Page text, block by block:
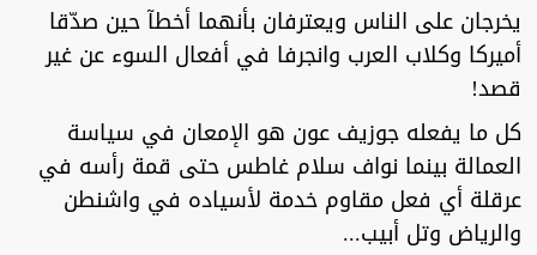
يخرجان على الناس ويعترفان بأنهما أخطآ حين صدّقا
أميركا وكلاب العرب وانجرفا في أفعال السوء عن غير
قصد!
كل ما يفعله جوزيف عون هو الإمعان في سياسة
العمالة بينما نواف سلام غاطس حتى قمة رأسه في
عرقلة أي فعل مقاوم خدمة لأسياده في واشنطن
والرياض وتل أبيب...